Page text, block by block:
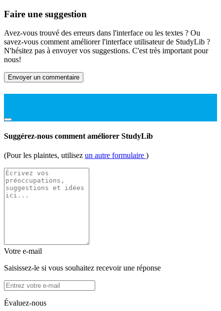
Faire une suggestion
Avez-vous trouvé des erreurs dans l'interface ou les textes ? Ou
savez-vous comment améliorer l'interface utilisateur de StudyLib ?
N'hésitez pas à envoyer vos suggestions. C'est très important pour
nous!
Envoyer un commentaire
Suggérez-nous comment améliorer StudyLib
(Pour les plaintes, utilisez un autre formulaire )
Votre e-mail
Saisissez-le si vous souhaitez recevoir une réponse
Évaluez-nous